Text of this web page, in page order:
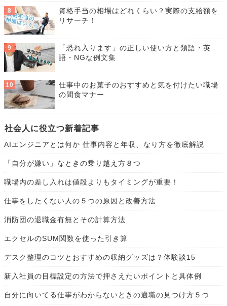
資格手当の相場はどれくらい？実際の支給額を
リサーチ！
「恐れ入ります」の正しい使い方と類語・英
語・NGな例文集
仕事中のお菓子のおすすめと気を付けたい職場
の間食マナー
社会人に役立つ新着記事
AIエンジニアとは何か 仕事内容と年収、なり方を徹底解説
「自分が嫌い」なときの乗り越え方８つ
職場内の差し入れは値段よりもタイミングが重要！
仕事をしたくない人の５つの原因と改善方法
消防団の退職金有無とその計算方法
エクセルのSUM関数を使った引き算
デスク整理のコツとおすすめの収納グッズは？体験談15
新入社員の目標設定の方法で押さえたいポイントと具体例
自分に向いてる仕事がわからないときの適職の見つけ方５つ